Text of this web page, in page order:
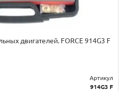
двигателей. FORCE 914G3 F
Артикул
914G3 F